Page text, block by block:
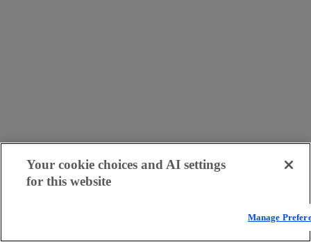
Your cookie choices and AI settings
for this website
Manage